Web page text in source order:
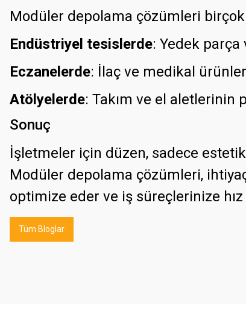
Modüler depolama çözümleri
Endüstriyel tesislerde: Yedek
Eczanelerde: İlaç ve medikal
Atölyelerde: Takım ve el aletlerinin
Sonuç
İşletmeler için düzen, sadece
Modüler depolama çözümleri,
optimize eder ve iş süreçlerinize hız
Tüm Bloglar